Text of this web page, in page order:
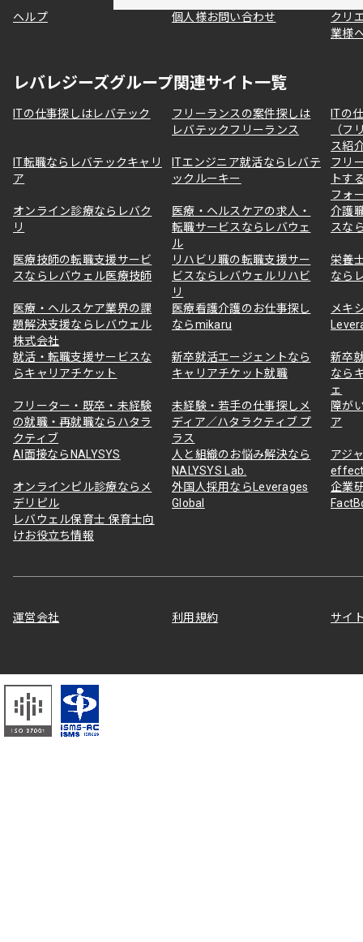
ヘルプ 個人様お問い合わせ
クリ
業様
レバレジーズグループ関連サイト一覧
ITの仕事探しはレバテック
フリーランスの案件探しは
レバテックフリーランス
ITの
（フ
ス紹
IT転職ならレバテックキャリ
ア
ITエンジニア就活ならレバテ
ックルーキー
フリ
トす
フォ
オンライン診療ならレバク
リ
医療・ヘルスケアの求人・
転職サービスならレバウェ
ル
介護
スな
医療技師の転職支援サービ
スならレバウェル医療技師
リハビリ職の転職支援サー
ビスならレバウェルリハビ
リ
栄養
なら
医療・ヘルスケア業界の課
題解決支援ならレバウェル
株式会社
医療看護介護のお仕事探し
ならmikaru
メキ
就活・転職支援サービスな
らキャリアチケット
新卒就活エージェントなら
キャリアチケット就職
新卒
なら
ェ
フリーター・既卒・未経験
の就職・再就職ならハタラ
クティブ
未経験・若手の仕事探しメ
ディア／ハタラクティブ プ
ラス
障が
ア
AI面接ならNALYSYS
人と組織のお悩み解決なら
NALYSYS Lab.
アジ
オンラインピル診療ならメ
デリピル
外国人採用ならLeverages
Global
企業
レバウェル保育士 保育士向
けお役立ち情報
運営会社 利用規約 サイ